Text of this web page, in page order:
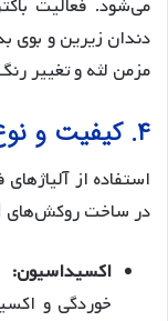
می‌شود. فعالیت
دندان زیرین و بوی
مزمن لثه و تغییر
۴. کیفیت و نوع آلیاژ فلزی
استفاده از
در ساخت روکش‌های PFM می‌تواند مشکلات متعددی ایجاد کند:
اکسیداسیون:
خوردگی و